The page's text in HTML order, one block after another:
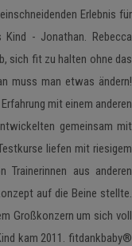
Erlebnis für
Kind - Jonathan. Rebecca
sich fit zu halten ohne das
muss man etwas ändern!
mit einem anderen
gemeinsam mit
liefen mit riesigem
aus anderen
auf die Beine stellte.
Großkonzern um sich voll
kam 2011. fitdankbaby®